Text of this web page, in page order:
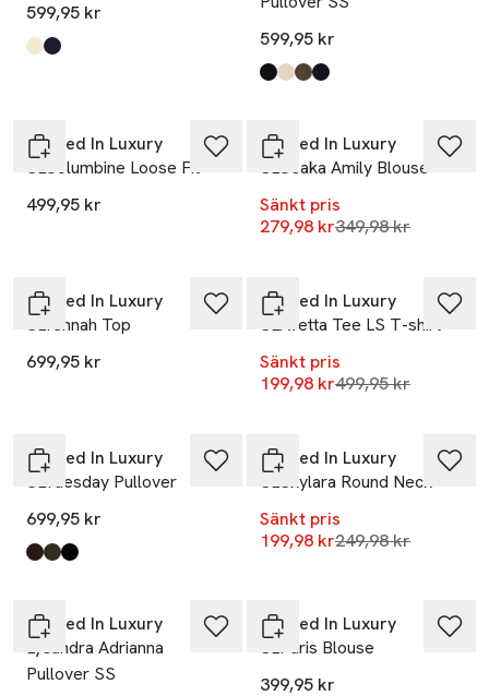
599,95 kr
Produkten finns i färgerna:
Whisper White
Salute
599,95 kr
Produkten finns i färgerna:
Black,
Whisper White
Morel,
Salute,
Soaked In Luxury
SLColumbine Loose Fit
499,95 kr
Soaked In Luxury
SLOsaka Amily Blouse
Sänkt pris
279,98 krLägsta pris 30
349,98 kr
Soaked In Luxury
SLYennah Top
699,95 kr
Soaked In Luxury
SLAvetta Tee LS T-shirt
Sänkt pris
199,98 krLägsta pris 30
499,95 kr
Soaked In Luxury
SLTuesday Pullover
699,95 kr
Produkten finns i färgerna:
Chocolate Torte 1
Rosin,
Black,
Soaked In Luxury
SLSkylara Round Neck
Sänkt pris
199,98 krLägsta pris 30
249,98 kr
Ta 2 betala 1 000:-
Soaked In Luxury
Lysandra Adrianna
Pullover SS
Soaked In Luxury
SLParis Blouse
399,95 kr